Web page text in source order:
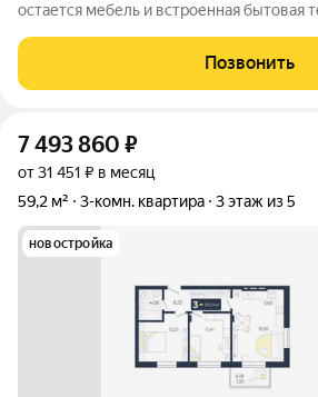
остается мебель и встроенная бытовая
остановки транспорта ! Рядом строится
школа , в
Позвонить
7 493 860 ₽
от 31 451 ₽ в месяц
59,2 м²
3-комн. квартира 3 этаж из 5
новостройка